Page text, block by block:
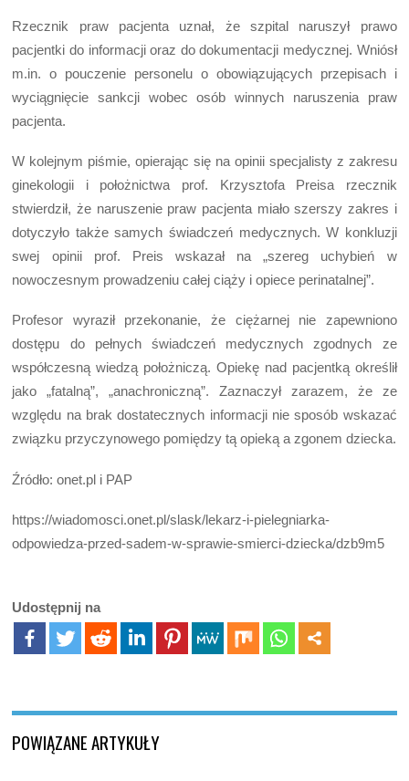
Rzecznik praw pacjenta uznał, że szpital naruszył prawo
pacjentki do informacji oraz do dokumentacji medycznej. Wniósł
m.in. o pouczenie personelu o obowiązujących przepisach i
wyciągnięcie sankcji wobec osób winnych naruszenia praw
pacjenta.
W kolejnym piśmie, opierając się na opinii specjalisty z zakresu
ginekologii i położnictwa prof. Krzysztofa Preisa rzecznik
stwierdził, że naruszenie praw pacjenta miało szerszy zakres i
dotyczyło także samych świadczeń medycznych. W konkluzji
swej opinii prof. Preis wskazał na „szereg uchybień w
nowoczesnym prowadzeniu całej ciąży i opiece perinatalnej”.
Profesor wyraził przekonanie, że ciężarnej nie zapewniono
dostępu do pełnych świadczeń medycznych zgodnych ze
współczesną wiedzą położniczą. Opiekę nad pacjentką określił
jako „fatalną”, „anachroniczną”. Zaznaczył zarazem, że ze
względu na brak dostatecznych informacji nie sposób wskazać
związku przyczynowego pomiędzy tą opieką a zgonem dziecka.
Źródło: onet.pl i PAP
https://wiadomosci.onet.pl/slask/lekarz-i-pielegniarka-
odpowiedza-przed-sadem-w-sprawie-smierci-dziecka/dzb9m5
Udostępnij na
POWIĄZANE ARTYKUŁY